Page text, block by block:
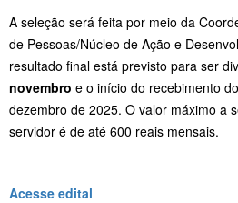
A seleção será feita por meio da
de Pessoas/Núcleo de Ação e
resultado final está previsto para ser
novembro e o início do recebimento
dezembro de 2025. O valor máximo a
servidor é de até 600 reais mensais.
Acesse edital